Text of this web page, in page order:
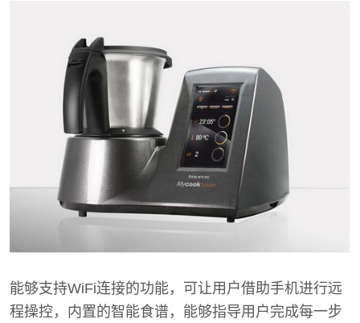
能够支持WiFi连接的功能，可让用户借助手机进行远
程操控，内置的智能食谱，能够指导用户完成每一步